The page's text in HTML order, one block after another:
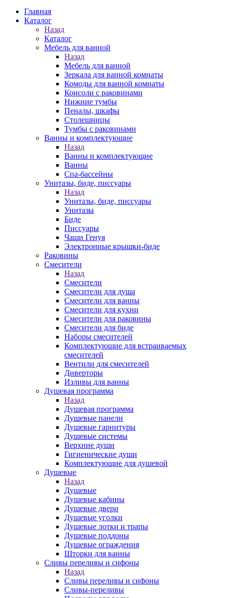
Главная
Каталог
Назад
Каталог
Мебель для ванной
Назад
Мебель для ванной
Зеркала для ванной комнаты
Комоды для ванной комнаты
Консоли с раковинами
Нижние тумбы
Пеналы, шкафы
Столешницы
Тумбы с раковинами
Ванны и комплектующие
Назад
Ванны и комплектующие
Ванны
Спа-бассейны
Унитазы, биде, писсуары
Назад
Унитазы, биде, писсуары
Унитазы
Биде
Писсуары
Чаши Генуя
Электронные крышки-биде
Раковины
Смесители
Назад
Смесители
Смесители для душа
Смесители для ванны
Смесители для кухни
Смесители для раковины
Смесители для биде
Наборы смесителей
Комплектующие для встраиваемых
смесителей
Вентили для смесителей
Диверторы
Изливы для ванны
Душевая программа
Назад
Душевая программа
Душевые панели
Душевые гарнитуры
Душевые системы
Верхние души
Гигиенические души
Комплектующие для душевой
Душевые
Назад
Душевые
Душевые кабины
Душевые двери
Душевые уголки
Душевые лотки и трапы
Душевые поддоны
Душевые ограждения
Шторки для ванны
Сливы переливы и сифоны
Назад
Сливы переливы и сифоны
Сливы-переливы